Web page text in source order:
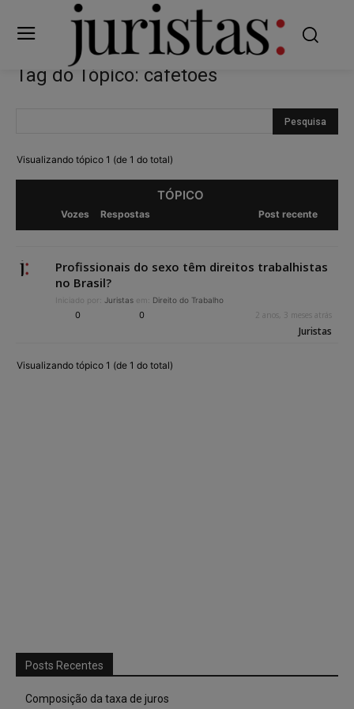
Tag do Tópico: cafetões
Visualizando tópico 1 (de 1 do total)
TÓPICO
Vozes Respostas Post recente
Profissionais do sexo têm direitos trabalhistas
no Brasil?
Iniciado por: Juristas em: Direito do Trabalho
0 0 2 anos, 3 meses atrás
Juristas
Visualizando tópico 1 (de 1 do total)
Posts Recentes
Composição da taxa de juros